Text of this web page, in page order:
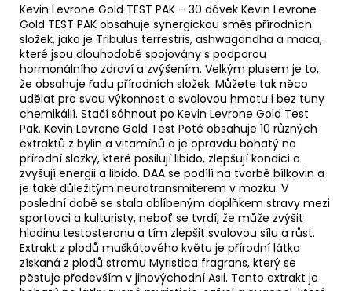
Kevin Levrone Gold TEST PAK – 30 dávek Kevin Levrone
Gold TEST PAK obsahuje synergickou směs přírodních
složek, jako je Tribulus terrestris, ashwagandha a maca,
které jsou dlouhodobě spojovány s podporou
hormonálního zdraví a zvýšením. Velkým plusem je to,
že obsahuje řadu přírodních složek. Můžete tak něco
udělat pro svou výkonnost a svalovou hmotu i bez tuny
chemikálií. Stačí sáhnout po Kevin Levrone Gold Test
Pak. Kevin Levrone Gold Test Poté obsahuje 10 různých
extraktů z bylin a vitamínů a je opravdu bohatý na
přírodní složky, které posilují libido, zlepšují kondici a
zvyšují energii a libido. DAA se podílí na tvorbě bílkovin a
je také důležitým neurotransmiterem v mozku. V
poslední době se stala oblíbeným doplňkem stravy mezi
sportovci a kulturisty, neboť se tvrdí, že může zvýšit
hladinu testosteronu a tím zlepšit svalovou sílu a růst.
Extrakt z plodů muškátového květu je přírodní látka
získaná z plodů stromu Myristica fragrans, který se
pěstuje především v jihovýchodní Asii. Tento extrakt je